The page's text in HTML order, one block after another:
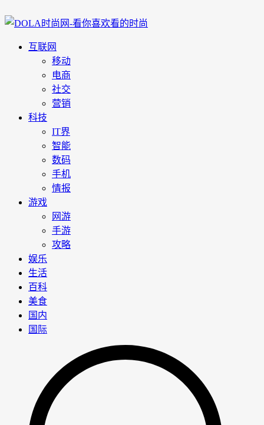
互联网
移动
电商
社交
营销
科技
IT界
智能
数码
手机
情报
游戏
网游
手游
攻略
娱乐
生活
百科
美食
国内
国际